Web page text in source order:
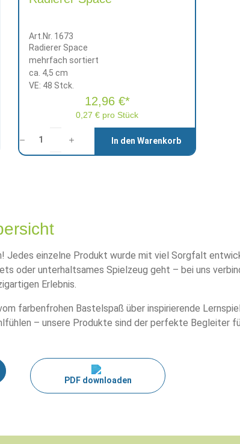
Art.Nr. 1673
Radierer Space
mehrfach sortiert
ca. 4,5 cm
VE: 48 Stck.
0,27 € pro Stück
12,96 €*
Anzahl
In den Warenkorb
einzelne Produkt wurde mit viel Sorgfalt
oder unterhaltsames Spielzeug geht – bei uns
Erlebnis.
farbenfrohen Bastelspaß über inspirierende
– unsere Produkte sind der perfekte Begleiter
PDF downloaden